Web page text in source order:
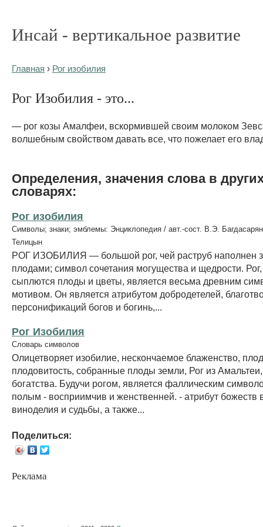
Инсай - вертикальное развитие
Главная › Рог изобилия
Рог Изобилия - это...
— рог козы Амалфеи, вскормившей своим молоком
волшебным свойством давать все, что пожелает его
Определения, значения слова в
словарях:
Рог изобилия
Символы; знаки; эмблемы: Энциклопедия / авт.-сост. В.Э.
Телицын
РОГ ИЗОБИЛИЯ — большой рог, чей раструб наполнен
плодами; символ сочетания могущества и щедрости. Рог,
сыплются плоды и цветы, является весьма древним
мотивом. Он является атрибутом добродетелей,
персонификаций богов и богинь,...
Рог Изобилия
Словарь символов
Олицетворяет изобилие, нескончаемое блаженство,
плодовитость, собранные плоды земли, Рог из
богатства. Будучи рогом, является фаллическим
полым - восприимчив и женственней. - атрибут божеств
виноделия и судьбы, а также...
Поделиться:
Реклама